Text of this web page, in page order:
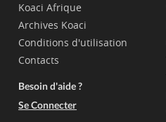
Koaci Afrique
Archives Koaci
Conditions d'utilisation
Contacts
Besoin d'aide ?
Se Connecter